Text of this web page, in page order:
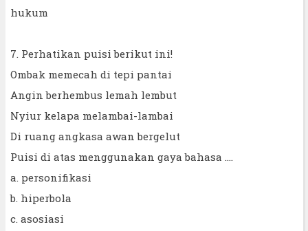
hukum
7. Perhatikan puisi berikut ini!
Ombak memecah di tepi pantai
Angin berhembus lemah lembut
Nyiur kelapa melambai-lambai
Di ruang angkasa awan bergelut
Puisi di atas menggunakan gaya bahasa ....
a. personifikasi
b. hiperbola
c. asosiasi